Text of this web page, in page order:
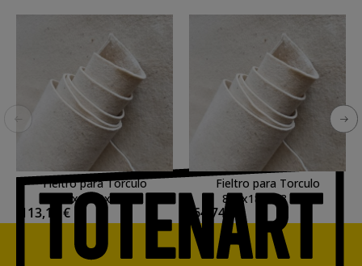
Fieltro para Torculo
1000x1800x5 mm.
113,14 €
Fieltro para Torculo
850x1800x3 mm.
64,74 €